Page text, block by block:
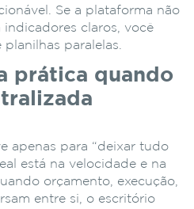
Se a plataforma não
claros, você
paralelas.
prática quando
apenas para “deixar tudo
está na velocidade e na
orçamento, execução,
entre si, o escritório